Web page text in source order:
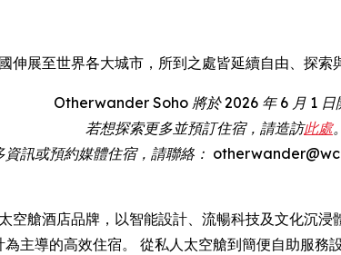
展至世界各大城市，所到之處皆延續自由、探索
Otherwander Soho 將於 2026 年 6 月 1 日
若想探索更多並預訂住宿，請造訪此處。
資訊或預約媒體住宿，請聯絡：
艙酒店品牌，以智能設計、流暢科技及文化沉
主導的高效住宿。 從私人太空艙到簡便自助服